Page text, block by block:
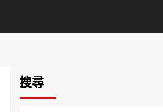
搜尋